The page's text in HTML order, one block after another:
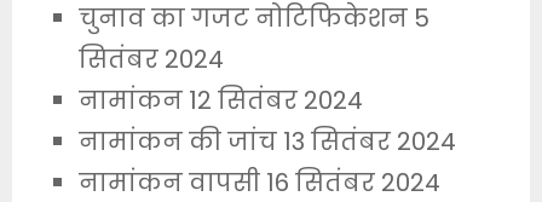
चुनाव का गजट नोटिफिकेशन 5
सितंबर 2024
नामांकन 12 सितंबर 2024
नामांकन की जांच 13 सितंबर 2024
नामांकन वापसी 16 सितंबर 2024